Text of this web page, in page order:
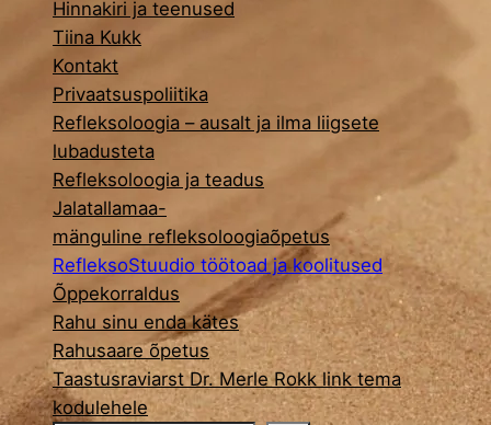
Hinnakiri ja teenused
Tiina Kukk
Kontakt
Privaatsuspoliitika
Refleksoloogia – ausalt ja ilma liigsete
lubadusteta
Refleksoloogia ja teadus
Jalatallamaa-
mänguline refleksoloogiaõpetus
RefleksoStuudio töötoad ja koolitused
Õppekorraldus
Rahu sinu enda kätes
Rahusaare õpetus
Taastusraviarst Dr. Merle Rokk link tema
kodulehele